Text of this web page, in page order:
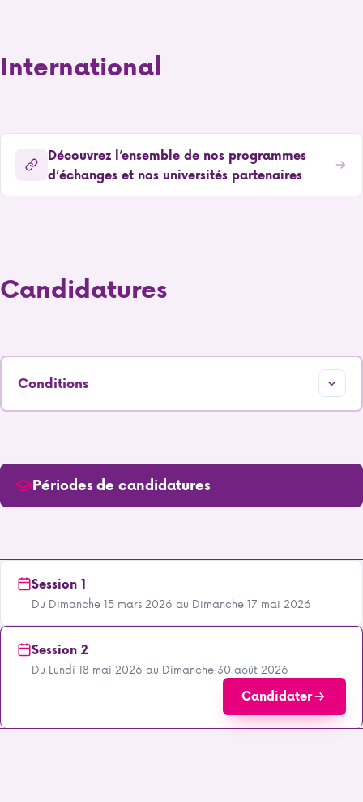
International
Découvrez l’ensemble de nos programmes
d’échanges et nos universités partenaires
Candidatures
Conditions
Périodes de candidatures
Session 1
Du Dimanche 15 mars 2026 au Dimanche 17 mai 2026
Session 2
Du Lundi 18 mai 2026 au Dimanche 30 août 2026
Candidater